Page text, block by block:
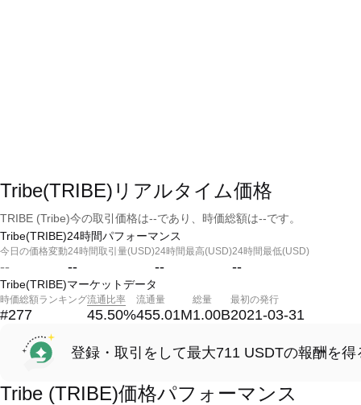
Tribe(TRIBE)リアルタイム価格
TRIBE (Tribe)今の取引価格は--であり、時価総額は--です。
Tribe(TRIBE)24時間パフォーマンス
今日の価格変動
--
24時間取引量(USD)
--
24時間最高(USD)
--
24時間最低(USD)
--
Tribe(TRIBE)マーケットデータ
時価総額ランキング
#277
流通比率
45.50%
流通量
455.01M
総量
1.00B
最初の発行
2021-03-31
登録・取引をして最大711 USDTの報酬を得
Tribe (TRIBE)価格パフォーマンス